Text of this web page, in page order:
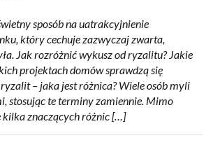
sposób na uatrakcyjnienie
który cechuje zazwyczaj zwarta,
Jak rozróżnić wykusz od ryzalitu? Jakie
projektach domów sprawdzą się
– jaka jest różnica? Wiele osób myli
stosując te terminy zamiennie. Mimo
kilka znaczących różnic […]